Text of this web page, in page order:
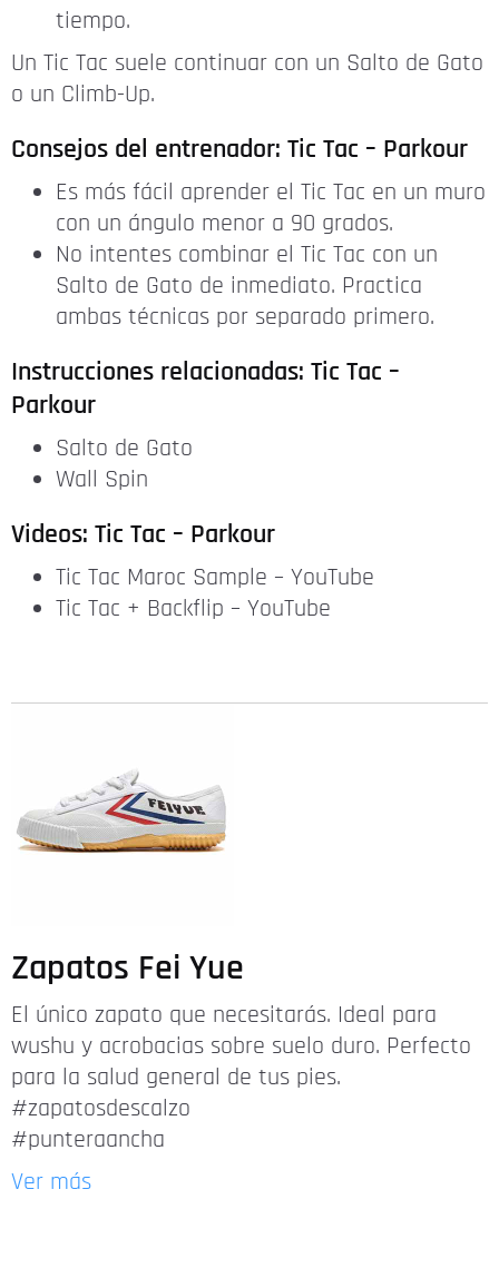
tiempo.
Un Tic Tac suele continuar con un Salto de Gato
o un Climb-Up.
Consejos del entrenador: Tic Tac – Parkour
Es más fácil aprender el Tic Tac en un muro
con un ángulo menor a 90 grados.
No intentes combinar el Tic Tac con un
Salto de Gato de inmediato. Practica
ambas técnicas por separado primero.
Instrucciones relacionadas: Tic Tac –
Parkour
Salto de Gato
Wall Spin
Videos: Tic Tac – Parkour
Tic Tac Maroc Sample – YouTube
Tic Tac + Backflip – YouTube
Zapatos Fei Yue
El único zapato que necesitarás. Ideal para
wushu y acrobacias sobre suelo duro. Perfecto
para la salud general de tus pies.
#zapatosdescalzo
#punteraancha
Ver más